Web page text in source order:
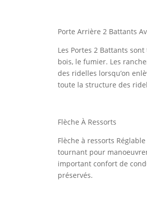
Porte Arrière 2 Battants
Les Portes 2 Battants
bois, le fumier. Les
des ridelles lorsqu’on
toute la structure des
Flèche À Ressorts
Flèche à ressorts
tournant pour
important confort de
préservés.